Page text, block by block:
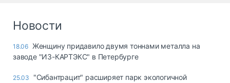
опасные грузы
страхование
Новости
18.06 Женщину придавило двумя тоннами металла на
заводе "ИЗ-КАРТЭКС" в Петербурге
25.03
"Сибантрацит" расширяет парк экологичной